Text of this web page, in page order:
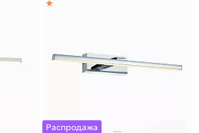
Распродажа